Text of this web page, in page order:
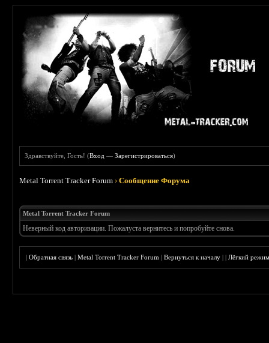
Здравствуйте, Гость! (Вход —Зарегистрироваться)
Metal Torrent Tracker Forum ›Сообщение Форума
Metal Torrent Tracker Forum
Неверный код авторизации. Пожалуста вернитесь и попробуйте снова.
|Обратная связь |Metal Torrent Tracker Forum |Вернуться к началу ||Лёгкий